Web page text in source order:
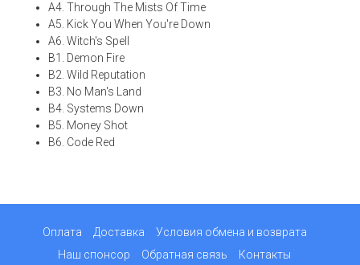
A4. Through The Mists Of Time
A5. Kick You When You're Down
A6. Witch's Spell
B1. Demon Fire
B2. Wild Reputation
B3. No Man's Land
B4. Systems Down
B5. Money Shot
B6. Code Red
Оплата Доставка
Условия обмена и возврата
Наш спонсор
Обратная связь Контакты